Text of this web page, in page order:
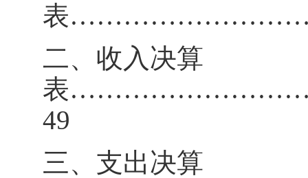
表
二、收入决算
表
49
三、支出决算